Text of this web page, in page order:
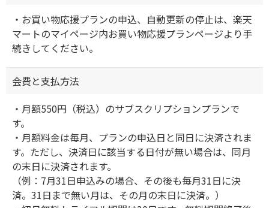
・お買い物応援プランの申込、自動更新の停止は、楽天
マートのマイページ内お買い物応援プランページより手
続きしてください。
会費と支払方法
・月額550円（税込）のサブスクリプションプランで
す。
・月額料金は毎月、プランの申込日と同日に決済されま
す。ただし、決済日に該当する日付が無い場合は、同月
の末日に決済されます。
（例：7月31日申込みの場合、その後も毎月31日に決
済。31日まで無い月は、その月の末日に決済。）